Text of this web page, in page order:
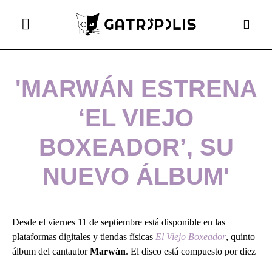
'MARWÁN ESTRENA
‘EL VIEJO
BOXEADOR’, SU
NUEVO ÁLBUM'
Desde el viernes 11 de septiembre está disponible en las
plataformas digitales y tiendas físicas El Viejo Boxeador, quinto
álbum del cantautorMarwán. El disco está compuesto por diez